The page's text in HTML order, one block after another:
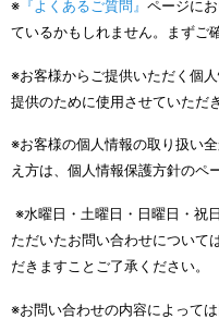
※ 『よくあるご質問』 ページに
ているかもしれません。まずご
※お客様からご提供いただく個
提供のために使用させていただ
※お客様の個人情報の取り扱い
え方は、個人情報保護方針のペ
※水曜日・土曜日・日曜日・祝
ただいたお問い合わせについて
だきますことご了承ください。
※お問い合わせの内容によって